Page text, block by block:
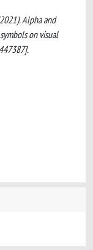
Alpha and
on visual